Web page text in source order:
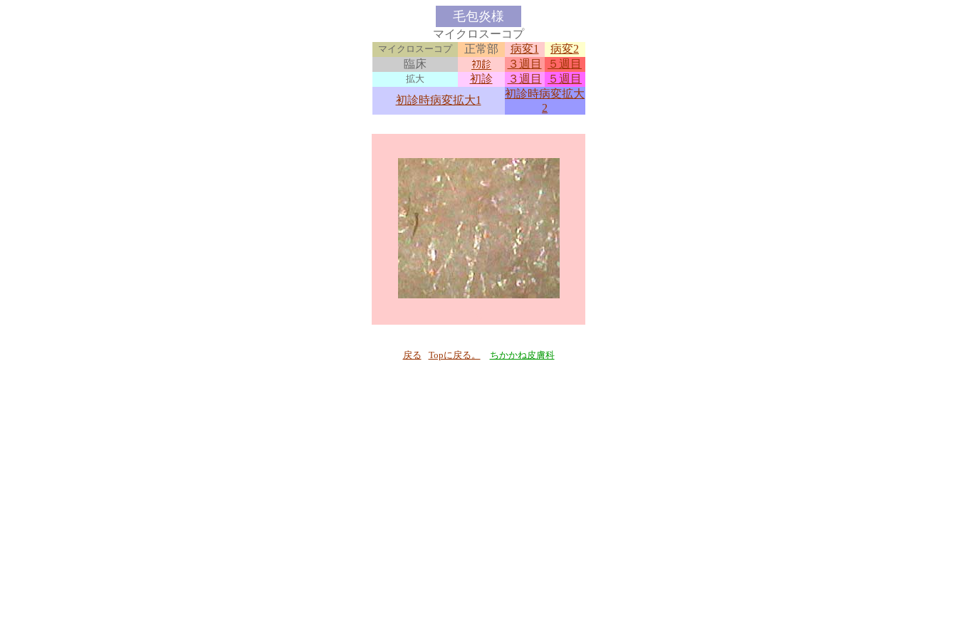
毛包炎様
マイクロスーコプ
マイクロスーコプ 正常部 病変1
病変2
臨床
３週目 ５週目
拡大 初診 ３週目
５週目
初診時病変拡大1
初診時病変拡大
2
戻る Topに戻る。 ちかかね皮膚科